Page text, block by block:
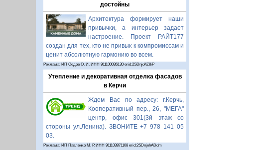
достойны
Архитектура формирует наши
привычки, а интерьер задает
настроение. Проект РАЙТ177
создан для тех, кто не привык к компромиссам и
ценит абсолютную гармонию во всем.
Реклама: ИП Седов О. И. ИНН 911100036130 erid:2SDnjd4Z8iP
Утепление и декоративная отделка фасадов
в Керчи
Ждем Вас по адресу: г.Керчь,
Кооперативный пер., 26, "МЕГА"
центр, офис 301(3й этаж со
стороны ул.Ленина). ЗВОНИТЕ +7 978 141 05
03.
Реклама: ИП Павленко М. Р. ИНН 911103871108 erid:2SDnjehADdm